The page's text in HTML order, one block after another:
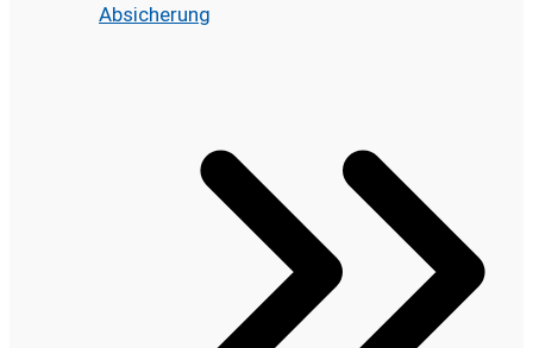
Absicherung